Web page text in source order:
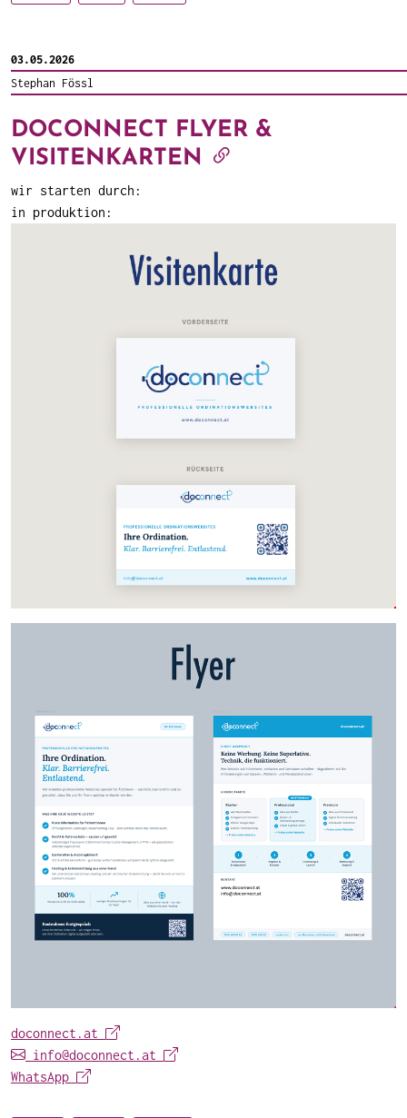
03.05.2026
Stephan Fössl
DOCONNECT FLYER &
VISITENKARTEN
wir starten durch:
in produktion:
doconnect.at
info@doconnect.at
WhatsApp